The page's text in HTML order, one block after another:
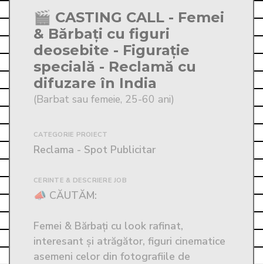
🎬 CASTING CALL - Femei
& Bărbați cu figuri
deosebite - Figurație
specială - Reclamă cu
difuzare în India
(Barbat sau femeie, 25-60 ani)
CATEGORIE PROIECT
Reclama - Spot Publicitar
CERINTE & DESCRIERE JOB
📣 CĂUTĂM:
Femei & Bărbați cu look rafinat,
interesant și atrăgător, figuri cinematice
asemeni celor din fotografiile de